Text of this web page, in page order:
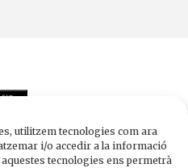
utilitzem tecnologies com ara
i/o accedir a la informació
tecnologies ens permetrà